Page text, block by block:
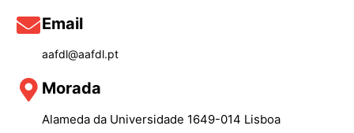
Email
aafdl@aafdl.pt
Morada
Alameda da Universidade 1649-014 Lisboa